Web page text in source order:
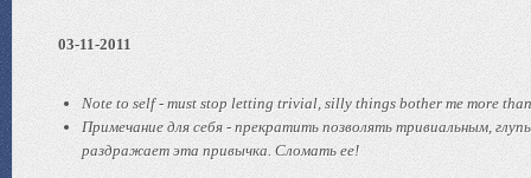
03-11-2011
Note to self - must stop letting trivial, silly things bother me more
Примечание для себя - прекратить позволять тривиальным,
раздражает эта привычка. Сломать ее!